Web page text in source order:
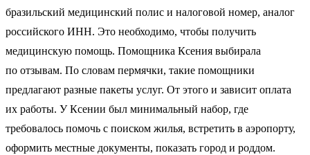
бразильский медицинский полис и налоговой номер, аналог
российского ИНН. Это необходимо, чтобы получить
медицинскую помощь. Помощника Ксения выбирала
по отзывам. По словам пермячки, такие помощники
предлагают разные пакеты услуг. От этого и зависит оплата
их работы. У Ксении был минимальный набор, где
требовалось помочь с поиском жилья, встретить в аэропорту,
оформить местные документы, показать город и роддом.